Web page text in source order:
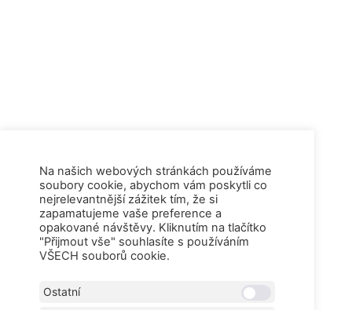
Na našich webových stránkách používáme
soubory cookie, abychom vám poskytli co
nejrelevantnější zážitek tím, že si
zapamatujeme vaše preference a
opakované návštěvy. Kliknutím na tlačítko
"Přijmout vše" souhlasíte s používáním
VŠECH souborů cookie.
Ostatní